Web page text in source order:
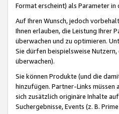
Format erscheint) als Parameter
Auf Ihren Wunsch, jedoch
Ihnen erlauben, die Leistung Ihrer
überwachen und zu optimieren.
Sie dürfen beispielsweise
überwachen).
Sie können Produkte (und die
hinzufügen. Partner-Links
sich zusätzlich originäre Inhalte
Suchergebnisse, Events (z. B.